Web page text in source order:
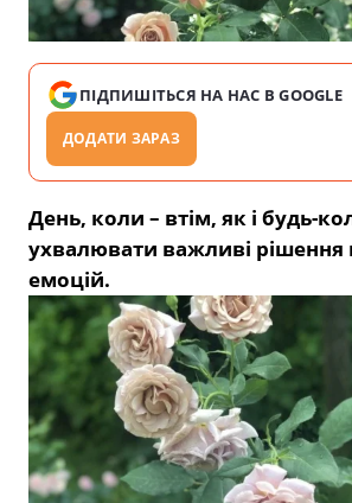
ПІДПИШІТЬСЯ НА НАС В GOOGLE
ДОДАТИ ЗАРАЗ
День, коли – втім, як і будь-
ухвалювати важливі рішення
емоцій.